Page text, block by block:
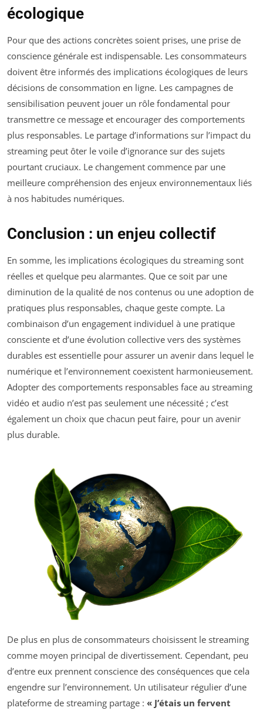
écologique
Pour que des actions concrètes soient prises, une prise de
conscience générale est indispensable. Les consommateurs
doivent être informés des implications écologiques de leurs
décisions de consommation en ligne. Les campagnes de
sensibilisation peuvent jouer un rôle fondamental pour
transmettre ce message et encourager des comportements
plus responsables. Le partage d’informations sur l’impact du
streaming peut ôter le voile d’ignorance sur des sujets
pourtant cruciaux. Le changement commence par une
meilleure compréhension des enjeux environnementaux liés
à nos habitudes numériques.
Conclusion : un enjeu collectif
En somme, les implications écologiques du streaming sont
réelles et quelque peu alarmantes. Que ce soit par une
diminution de la qualité de nos contenus ou une adoption de
pratiques plus responsables, chaque geste compte. La
combinaison d’un engagement individuel à une pratique
consciente et d’une évolution collective vers des systèmes
durables est essentielle pour assurer un avenir dans lequel le
numérique et l’environnement coexistent harmonieusement.
Adopter des comportements responsables face au streaming
vidéo et audio n’est pas seulement une nécessité ; c’est
également un choix que chacun peut faire, pour un avenir
plus durable.
De plus en plus de consommateurs choisissent le streaming
comme moyen principal de divertissement. Cependant, peu
d’entre eux prennent conscience des conséquences que cela
engendre sur l’environnement. Un utilisateur régulier d’une
plateforme de streaming partage : « J’étais un fervent